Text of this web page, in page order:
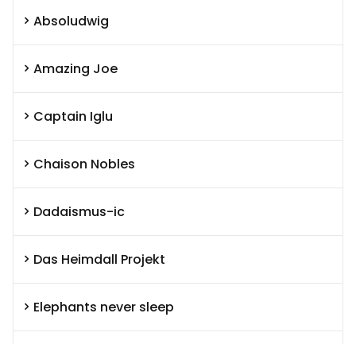
Absoludwig
Amazing Joe
Captain Iglu
Chaison Nobles
Dadaismus-ic
Das Heimdall Projekt
Elephants never sleep